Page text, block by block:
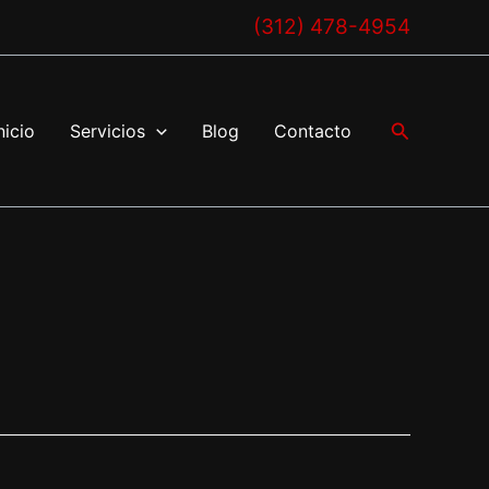
(312) 478-4954
Servicios Blog Contacto Buscar